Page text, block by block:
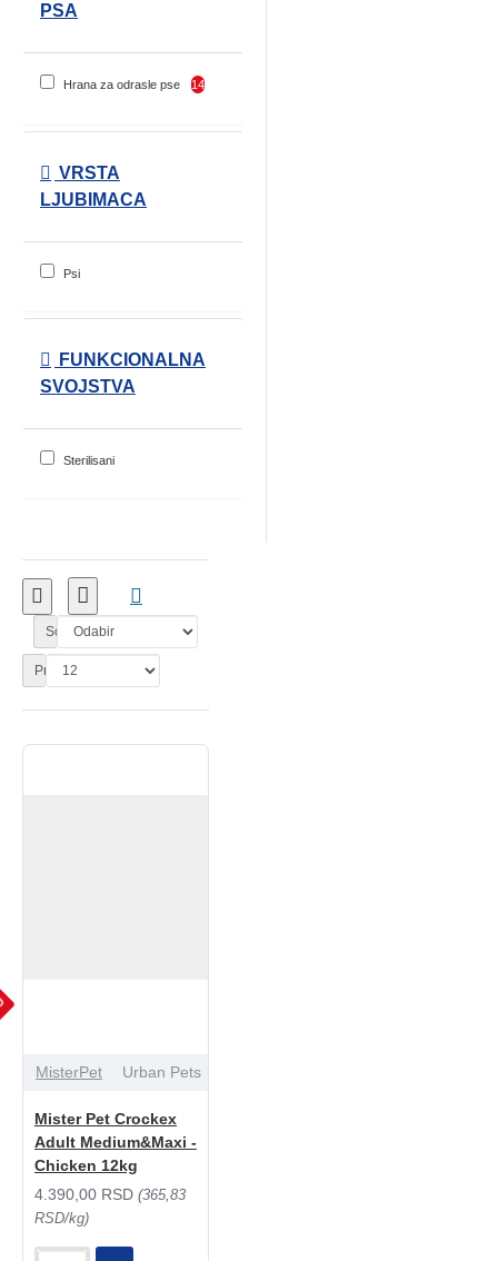
PSA
Hrana za odrasle pse 14
VRSTA
LJUBIMACA
Psi
FUNKCIONALNA
SVOJSTVA
Sterilisani
Sortiranje:
Prikaži:
MisterPet Urban Pets
Mister Pet Crockex
Adult Medium&Maxi -
Chicken 12kg
4.390,00 RSD (365,83
RSD/kg)